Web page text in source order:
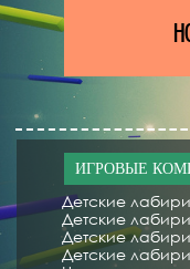
ИГРОВЫЕ
Детские
Детские
Детские
Детские